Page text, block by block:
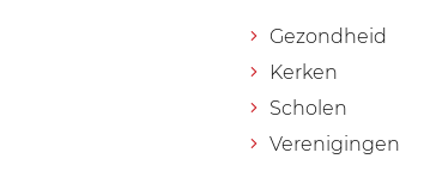
Gezondheid
Kerken
Scholen
Verenigingen